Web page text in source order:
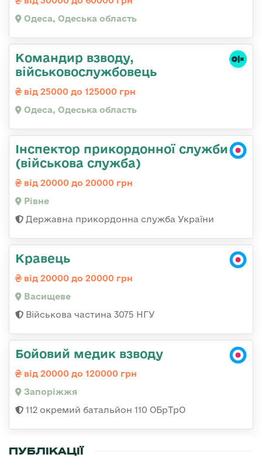
Одеса, Одеська область
Командир взводу,
військовослужбовець
від 25000 до 125000 грн
Одеса, Одеська область
Інспектор прикордонної служби
(військова служба)
від 20000 до 20000 грн
Рівне
Державна прикордонна служба України
Кравець
від 20000 до 20000 грн
Васищеве
Військова частина 3075 НГУ
Бойовий медик взводу
від 20000 до 120000 грн
Запоріжжя
112 окремий батальйон 110 ОБрТрО
ПУБЛІКАЦІЇ